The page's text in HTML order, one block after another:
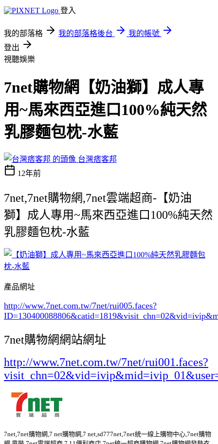
登入
我的部落格 我的部落格後台
我的帳號
登出
視聽娛樂
7net購物網【奶油獅】成人專
用~馬來西亞進口100%純天然
乳膠麵包枕-水藍
台灣痞客邦
12年前
7net,7net購物網,7net雲端超商-【奶油
獅】成人專用~馬來西亞進口100%純天然
乳膠麵包枕-水藍
產品網址
http://www.7net.com.tw/7net/rui005.faces?
ID=130400088806&catid=1819
7net購物網網站網址
http://www.7net.com.tw/7net/rui001.faces?
7net,7net購物網,7 net購物網,7 net,sd777net,7net統一線上購物中心,7net購物